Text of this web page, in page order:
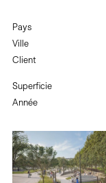
Pays
Ville
Client
Superficie
Année